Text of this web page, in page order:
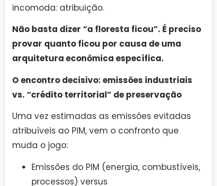
incomoda: atribuição.
Não basta dizer “a floresta ficou”. É preciso
provar quanto ficou por causa de uma
arquitetura econômica específica.
O encontro decisivo: emissões industriais
vs. “crédito territorial” de preservação
Uma vez estimadas as emissões evitadas
atribuíveis ao PIM, vem o confronto que
muda o jogo:
Emissões do PIM (energia, combustíveis,
processos) versus